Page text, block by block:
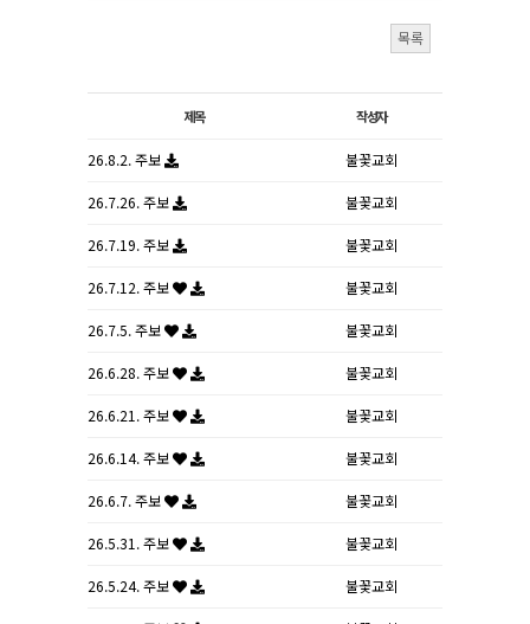
목록
제목 작성자
26.8.2. 주보 불꽃교회
26.7.26. 주보 불꽃교회
26.7.19. 주보 불꽃교회
26.7.12. 주보 불꽃교회
26.7.5. 주보 불꽃교회
26.6.28. 주보 불꽃교회
26.6.21. 주보 불꽃교회
26.6.14. 주보 불꽃교회
26.6.7. 주보 불꽃교회
26.5.31. 주보 불꽃교회
26.5.24. 주보 불꽃교회